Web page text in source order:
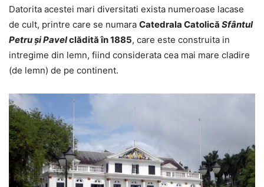
Datorita acestei mari diversitati exista numeroase lacase
de cult, printre care se numara Catedrala Catolică Sfântul
Petru și Pavelclădită în 1885, care este construita in
intregime din lemn, fiind considerata cea mai mare cladire
(de lemn) de pe continent.